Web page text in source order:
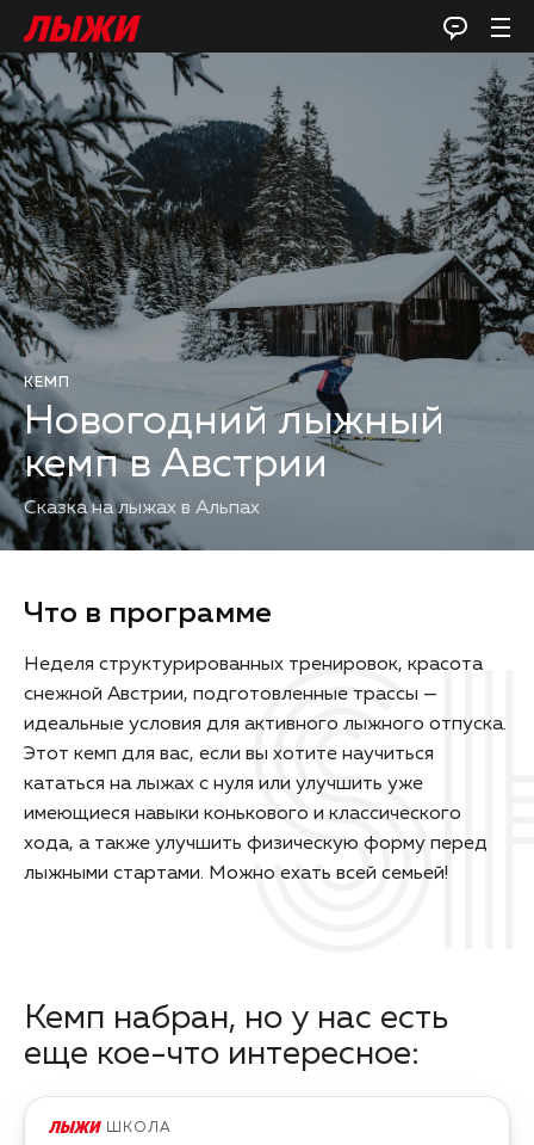
КЕМП
Новогодний лыжный
кемп в Австрии
Сказка на лыжах в Альпах
Что в программе
Неделя структурированных тренировок, красота
снежной Австрии, подготовленные трассы —
идеальные условия для активного лыжного отпуска.
Этот кемп для вас, если вы хотите научиться
кататься на лыжах c нуля или улучшить уже
имеющиеся навыки конькового и классического
хода, а также улучшить физическую форму перед
лыжными стартами. Можно ехать всей семьей!
Кемп набран, но у нас есть
еще кое-что интересное:
ШКОЛА